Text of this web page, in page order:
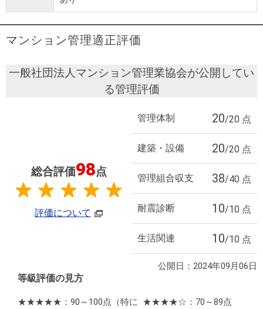
マンション管理適正評価
一般社団法人マンション管理業協会が公開してい
る管理評価
総合評価98点
評価について
管理体制 20/20 点
建築・設備 20/20 点
管理組合収支 38/40 点
耐震診断 10/10 点
生活関連 10/10 点
公開日：2024年09月06日
等級評価の見方
★★★★★：90～100点 （特に ★★★★☆：70～89点